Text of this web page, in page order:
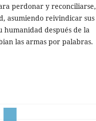
perdonar y reconciliarse,
asumiendo reivindicar sus
humanidad después de la
las armas por palabras.